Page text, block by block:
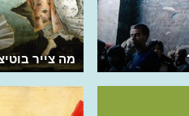
מה צייר